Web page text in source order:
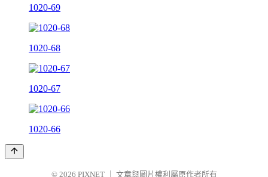
1020-69
1020-68
1020-67
1020-66
© 2026 PIXNET 文章與圖片權利屬原作者所有